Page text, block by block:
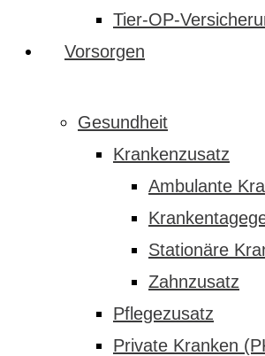
Tier-OP-
Vorsorgen
Gesundheit
Krankenzusatz
Ambulante
Stationäre
Zahnzusatz
Pflegezusatz
Private Kranken